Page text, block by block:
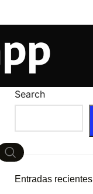
Search
Entradas recientes